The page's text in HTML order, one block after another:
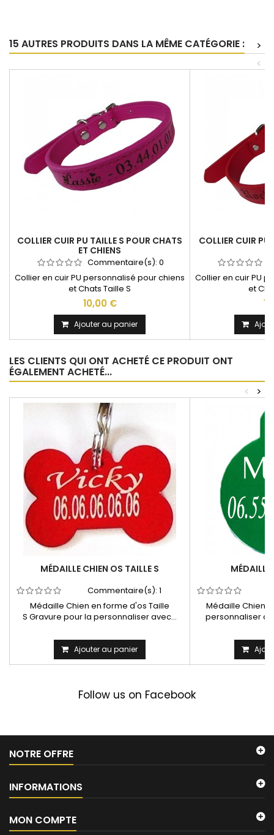
15 AUTRES PRODUITS DANS LA MÊME CATÉGORIE :
>
<
COLLIER CUIR PU TAILLE S POUR CHATS
ET CHIENS
Commentaire(s): 0
Collier en cuir PU personnalisé pour chiens
et Chats Taille S
10,00 €
Ajouter au panier
COLLIER CUIR PU
Collier en cuir PU
et
LES CLIENTS QUI ONT ACHETÉ CE PRODUIT ONT
ÉGALEMENT ACHETÉ...
>
<
MÉDAILLE CHIEN OS TAILLE S
Commentaire(s): 1
Médaille Chien en forme d'os Taille
S Gravure pour la personnaliser avec...
Ajouter au panier
MÉDAILLE
Médaille Chien
personnaliser
Follow us on Facebook
NOTRE OFFRE
INFORMATIONS
MON COMPTE